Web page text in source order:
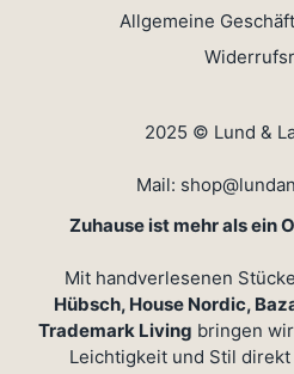
Allgemeine
2025 © Lund &
Mail:
Zuhause ist mehr als ein
Mit handverlesenen
Hübsch, House Nordic,
Trademark Living bringen
Leichtigkeit und Stil